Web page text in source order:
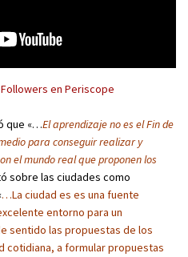
en Periscope
que «…El aprendizaje no es el Fin de
para conseguir realizar y
el mundo real que proponen los
sobre las ciudades como
…La ciudad es es una fuente
entorno para un
sentido las propuestas de los
cotidiana, a formular propuestas